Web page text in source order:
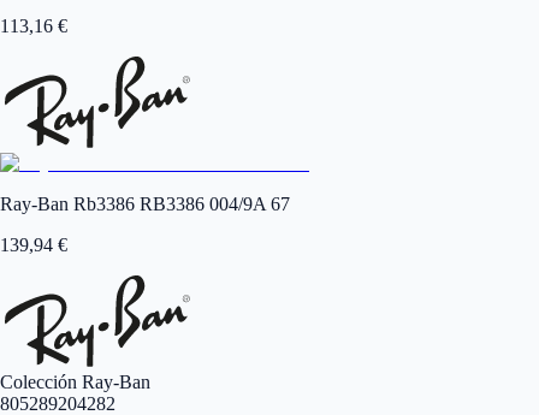
113,16 €
Ray-Ban Rb3386 RB3386 004/9A 67
139,94 €
Colección Ray-Ban
805289204282